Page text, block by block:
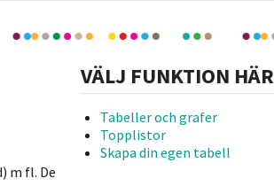
m fl. De
VÄLJ FUNKTION HÄR
Tabeller och grafer
Topplistor
Skapa din egen tabell